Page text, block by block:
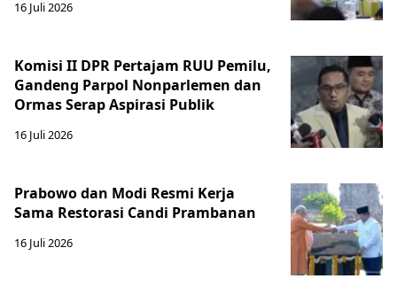
16 Juli 2026
Komisi II DPR Pertajam RUU Pemilu,
Gandeng Parpol Nonparlemen dan
Ormas Serap Aspirasi Publik
16 Juli 2026
Prabowo dan Modi Resmi Kerja
Sama Restorasi Candi Prambanan
16 Juli 2026